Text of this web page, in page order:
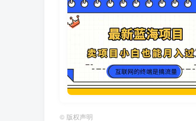
© 版权声明